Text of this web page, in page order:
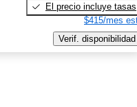
El precio incluye tasas
$415/mes
Verif. disponibilidad